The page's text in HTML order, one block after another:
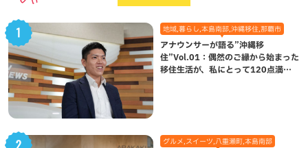
地域,暮らし,本島南部,沖縄移住,那覇市
アナウンサーが語る”沖縄移
住”Vol.01：偶然のご縁から始まった
移住生活が、私にとって120点満点
グルメ,スイーツ,八重瀬町,本島南部